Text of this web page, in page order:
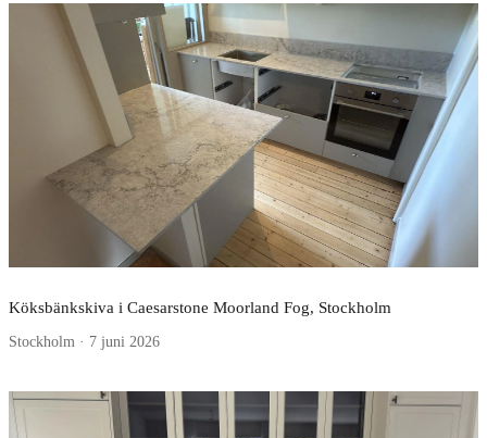
Köksbänkskiva i Caesarstone Moorland Fog, Stockholm
Stockholm · 7 juni 2026